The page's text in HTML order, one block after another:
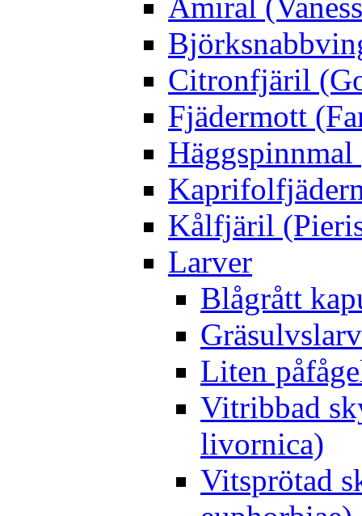
Citronfjäril
Fjädermott
Kålfjäril
Larver
Blågrått
Liten
Vitribbad
livornica)
Vitsprötad